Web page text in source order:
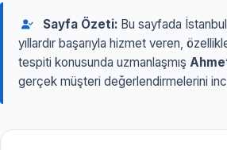
Sayfa Özeti: Bu sayfada
yıllardır başarıyla hizmet veren,
tespiti konusunda uzmanlaşmış
gerçek müşteri değerlendirmelerini